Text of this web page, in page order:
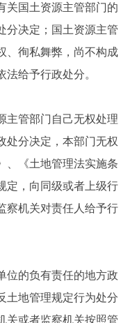
关国土资源主管部门的
分决定；国土资源主管
、徇私舞弊，尚不构成
给予行政处分。
管部门自己无权处理
处分决定，本部门无权
、《土地管理法实施条
定，向同级或者上级行
察机关对责任人给予行
的负有责任的地方政
土地管理规定行为处分
关或者监察机关按照管